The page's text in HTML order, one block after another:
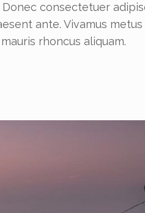
Donec consectetuer
ante. Vivamus metus
rhoncus aliquam.